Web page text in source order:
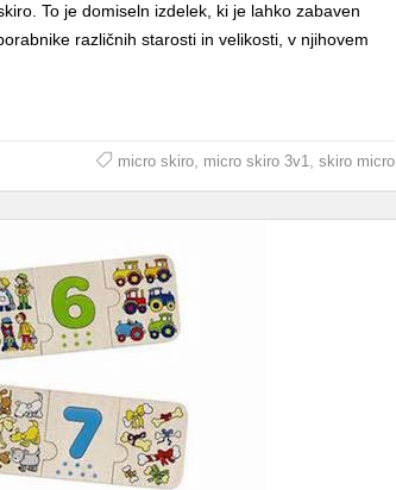
To je domiseln izdelek, ki je lahko zabaven
različnih starosti in velikosti, v njihovem
micro skiro, micro skiro 3v1 skiro micro